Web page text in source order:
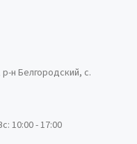
н Белгородский, с.
10:00 - 17:00